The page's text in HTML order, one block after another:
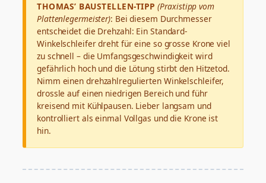
THOMAS’ BAUSTELLEN-TIPP (Praxistipp vom
Plattenlegermeister): Bei diesem Durchmesser
entscheidet die Drehzahl: Ein Standard-
Winkelschleifer dreht für eine so grosse Krone viel
zu schnell – die Umfangsgeschwindigkeit wird
gefährlich hoch und die Lötung stirbt den Hitzetod.
Nimm einen drehzahlregulierten Winkelschleifer,
drossle auf einen niedrigen Bereich und führ
kreisend mit Kühlpausen. Lieber langsam und
kontrolliert als einmal Vollgas und die Krone ist
hin.